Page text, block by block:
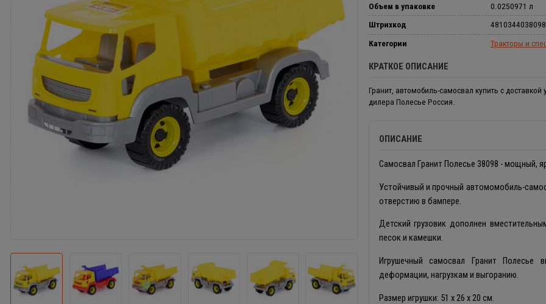
Объем в упаковке
0.0250971 л
Штрихкод
4810344038098
Категории
Тракторы и
КРАТКОЕ ОПИСАНИЕ
Гранит, автомобиль-самосвал купить с
дилера Полесье Россия.
ОПИСАНИЕ
Самосвал Гранит Полесье 38098 - мощный,
Устойчивый и прочный автомомобиль-
отверстию в бампере.
Детский грузовик дополнен
песок и камешки.
Игрушечный самосвал Гранит Полесье
деформации, нагрузкам и выгоранию.
Размер игрушки: 51 х 26 х 20 см.